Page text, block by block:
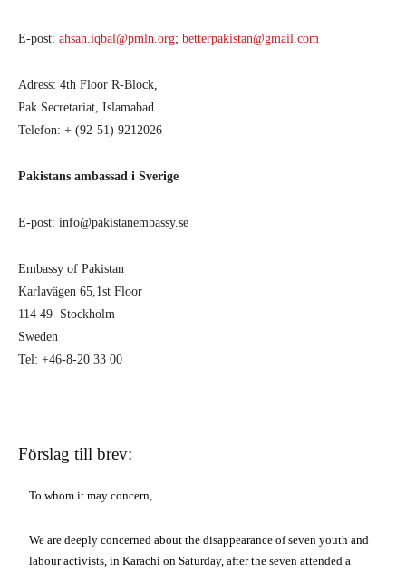
E-post: ahsan.iqbal@pmln.org; betterpakistan@gmail.com
Adress: 4th Floor R-Block,
Pak Secretariat, Islamabad.
Telefon: + (92-51) 9212026
Pakistans ambassad i Sverige
E-post: info@pakistanembassy.se
Embassy of Pakistan
Karlavägen 65,1st Floor
114 49 Stockholm
Sweden
Tel: +46-8-20 33 00
Förslag till brev:
To whom it may concern,
We are deeply concerned about the disappearance of seven youth and
labour activists, in Karachi on Saturday, after the seven attended a